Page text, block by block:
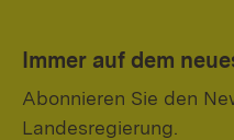
Immer auf dem
Abonnieren Sie den
Landesregierung.